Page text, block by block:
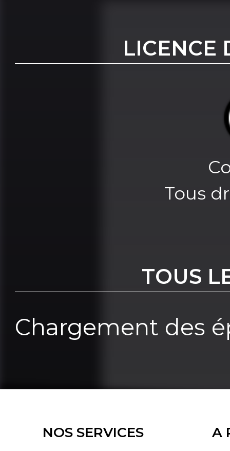
LICENCE
Tous
TOUS
Chargement des
NOS SERVICES A